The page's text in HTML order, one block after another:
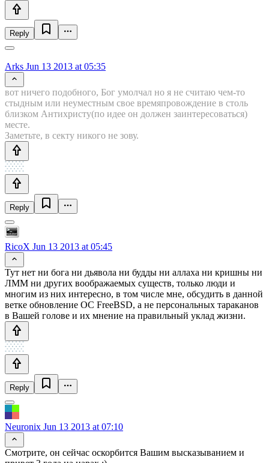
Reply
Arks Jun 13 2013 at 05:35
вот ничего подобного, Бог умолчал но я не считаю чем-то
стыдным или неуместным свое времяпровождение в столь
близком Антихристу(по идее он должен заинтересоваться)
месте.
Заметьте, в секту никого не зову.
Reply
RicoX Jun 13 2013 at 05:45
Тут нет ни бога ни дьявола ни будды ни аллаха ни кришны ни
ЛММ ни других воображаемых существ, только люди и
многим из них интересно, в том числе мне, обсудить в данной
ветке обновление ОС FreeBSD, а не персональных тараканов
в Вашей голове и их мнение на правильный уклад жизни.
Reply
Neuronix Jun 13 2013 at 07:10
Смотрите, он сейчас оскорбится Вашим высказыванием и